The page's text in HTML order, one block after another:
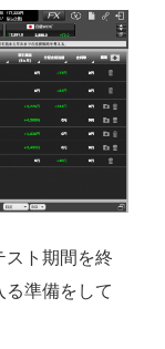
スト期間を終
る準備をして